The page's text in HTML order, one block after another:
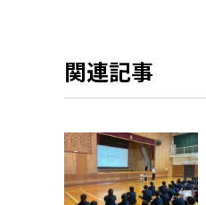
関連記事